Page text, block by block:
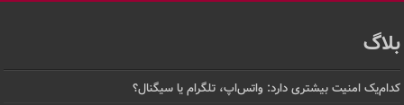
بلاگ
کدام‌یک امنیت بیشتری دارد: واتس‌اپ، تلگرام یا سیگنال؟